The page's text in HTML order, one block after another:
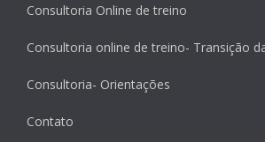
Consultoria Online de treino
Consultoria online de treino- Transição
Consultoria- Orientações
Contato